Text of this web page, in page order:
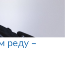
реду –